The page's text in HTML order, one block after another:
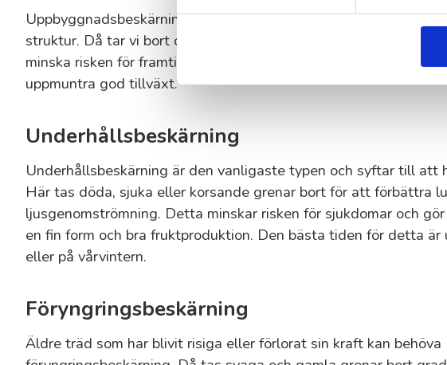
Uppbyggnadsbeskärning fokuserar på att ge unga träd en stark
struktur. Då tar vi bort oönskade grenar, så att vi tidigt kan
minska risken för framtida skador. Oftast sker denna
uppmuntra god tillväxt.
Underhållsbeskärning
Underhållsbeskärning är den vanligaste typen och syftar till att
Här tas döda, sjuka eller korsande grenar bort för att förbättra
ljusgenomströmning. Detta minskar risken för sjukdomar och
en fin form och bra fruktproduktion. Den bästa tiden för detta är
eller på vårvintern.
Föryngringsbeskärning
Äldre träd som har blivit risiga eller förlorat sin kraft kan behöva